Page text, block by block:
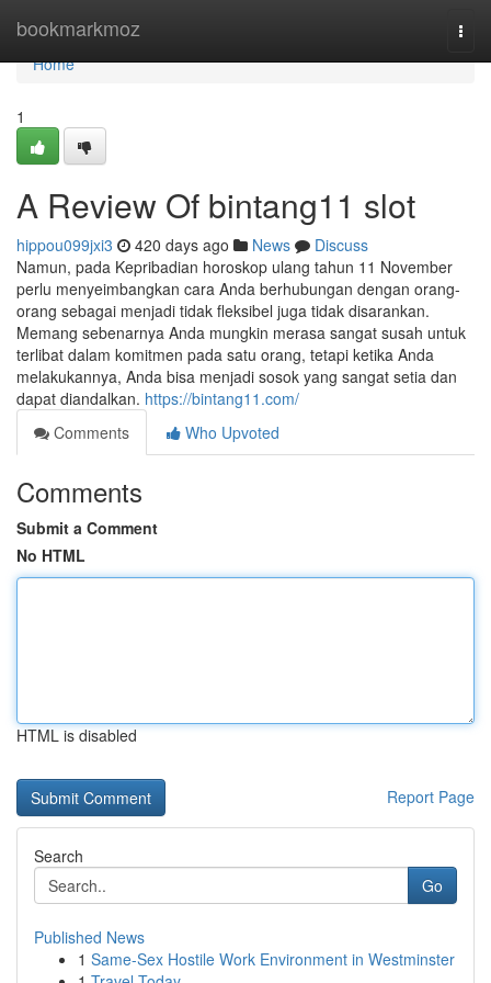
bookmarkmoz
Home
Home
1
A Review Of bintang11 slot
hippou099jxi3 420 days ago News
Discuss
Namun, pada Kepribadian horoskop ulang tahun 11 November
perlu menyeimbangkan cara Anda berhubungan dengan orang-
orang sebagai menjadi tidak fleksibel juga tidak disarankan.
Memang sebenarnya Anda mungkin merasa sangat susah untuk
terlibat dalam komitmen pada satu orang, tetapi ketika Anda
melakukannya, Anda bisa menjadi sosok yang sangat setia dan
dapat diandalkan. https://bintang11.com/
Comments
Who Upvoted
Comments
Submit a Comment
No HTML
HTML is disabled
Report Page
Search
Go
Published News
1 Same-Sex Hostile Work Environment in Westminster